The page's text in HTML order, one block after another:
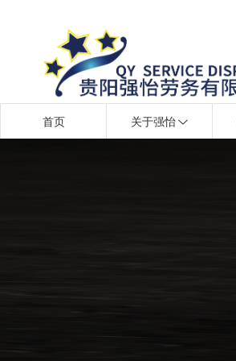
首页 关于强怡